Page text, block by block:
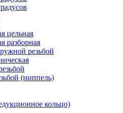
цельная
разборная
резьбой
(ниппель)
кольцо)